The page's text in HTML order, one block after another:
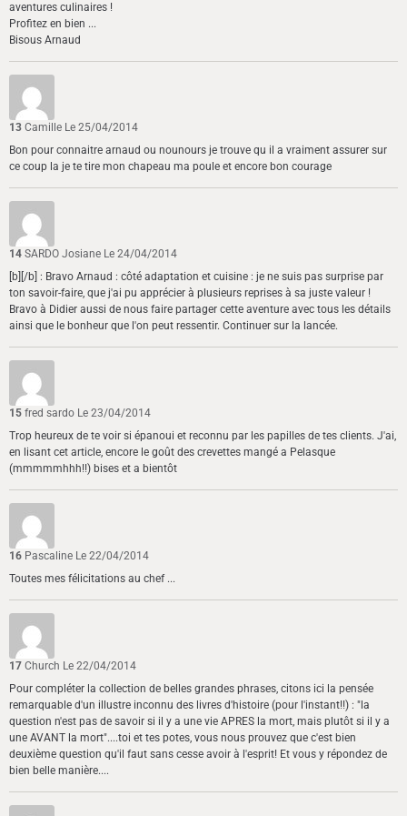
aventures culinaires !
Profitez en bien ...
Bisous Arnaud
13 Camille Le 25/04/2014
Bon pour connaitre arnaud ou nounours je trouve qu il a vraiment assurer sur
ce coup la je te tire mon chapeau ma poule et encore bon courage
14 SARDO Josiane Le 24/04/2014
[b][/b] : Bravo Arnaud : côté adaptation et cuisine : je ne suis pas surprise par
ton savoir-faire, que j'ai pu apprécier à plusieurs reprises à sa juste valeur !
Bravo à Didier aussi de nous faire partager cette aventure avec tous les détails
ainsi que le bonheur que l'on peut ressentir. Continuer sur la lancée.
15 fred sardo Le 23/04/2014
Trop heureux de te voir si épanoui et reconnu par les papilles de tes clients. J'ai,
en lisant cet article, encore le goût des crevettes mangé a Pelasque
(mmmmmhhh!!) bises et a bientôt
16 Pascaline Le 22/04/2014
Toutes mes félicitations au chef ...
17 Church Le 22/04/2014
Pour compléter la collection de belles grandes phrases, citons ici la pensée
remarquable d'un illustre inconnu des livres d'histoire (pour l'instant!!) : "la
question n'est pas de savoir si il y a une vie APRES la mort, mais plutôt si il y a
une AVANT la mort"....toi et tes potes, vous nous prouvez que c'est bien
deuxième question qu'il faut sans cesse avoir à l'esprit! Et vous y répondez de
bien belle manière....